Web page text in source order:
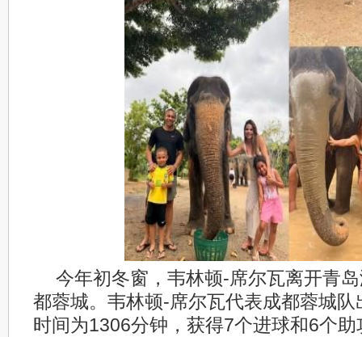
今年初冬窗，韦林顿-席尔瓦离开青
都蓉城。韦林顿-席尔瓦代表成都蓉城
时间为1306分钟，获得7个进球和6个助